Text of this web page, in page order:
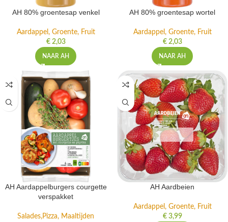
AH 80% groentesap venkel
Aardappel, Groente, Fruit
€2,03
NAAR AH
AH 80% groentesap wortel
Aardappel, Groente, Fruit
€2,03
NAAR AH
AH Aardappelburgers courgette
verspakket
Salades,Pizza, Maaltijden
AH Aardbeien
Aardappel, Groente, Fruit
€3,99